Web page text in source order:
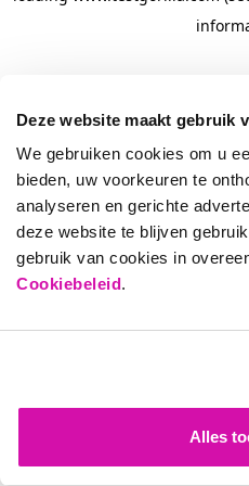
Deze website maakt gebruik
We gebruiken cookies om u
bieden, uw voorkeuren te
analyseren en gerichte
deze website te blijven
gebruik van cookies in
Cookiebeleid.
Alles